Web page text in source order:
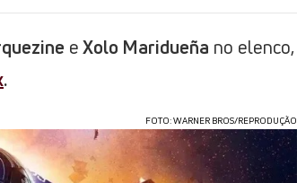
eXolo Maridueña no elenco,
.
FOTO: WARNER BROS/REPRODUÇÃO